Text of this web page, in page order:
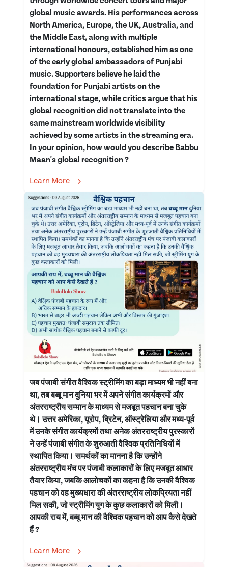
global music awards. His performances across
North America, Europe, the UK, Australia, and
the Middle East, along with multiple
international honours, established him as one
of the early global ambassadors of Punjabi
music. Supporters believe he laid the
foundation for Punjabi artists on the
international stage, while critics argue that his
global recognition did not translate into the
same mainstream worldwide visibility
achieved by some artists in the streaming era.
In your opinion, how would you describe Babbu
Maan's global recognition ?
Learn More
जब पंजाबी संगीत वैश्विक स्ट्रीमिंग का बड़ा माध्यम भी नहीं बना
था, तब बब्बू मान दुनिया भर में अपने संगीत कार्यक्रमों और
अंतरराष्ट्रीय सम्मान के माध्यम से मजबूत पहचान बना चुके
थे। उत्तर अमेरिका, यूरोप, ब्रिटेन, ऑस्ट्रेलिया और मध्य-पूर्व
में उनके संगीत कार्यक्रमों तथा अनेक अंतरराष्ट्रीय पुरस्कारों
ने उन्हें पंजाबी संगीत के शुरुआती वैश्विक प्रतिनिधियों में
स्थापित किया। समर्थकों का मानना है कि उन्होंने
अंतरराष्ट्रीय मंच पर पंजाबी कलाकारों के लिए मजबूत आधार
तैयार किया, जबकि आलोचकों का कहना है कि उनकी वैश्विक
पहचान को वह मुख्यधारा की अंतरराष्ट्रीय लोकप्रियता नहीं
मिल सकी, जो स्ट्रीमिंग युग के कुछ कलाकारों को मिली।
आपकी राय में, बब्बू मान की वैश्विक पहचान को आप कैसे देखते
हैं ?
Learn More